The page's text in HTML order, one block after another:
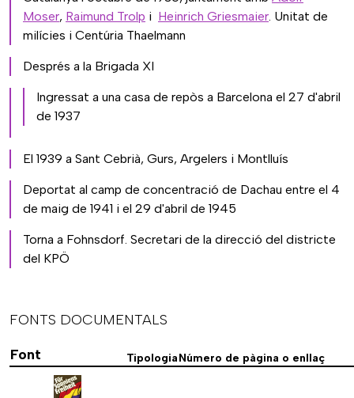
Moser, Raimund Trolp i Heinrich Griesmaier. Unitat de
milícies i Centúria Thaelmann
Després a la Brigada XI
Ingressat a una casa de repòs a Barcelona el 27 d'abril
de 1937
El 1939 a Sant Cebrià, Gurs, Argelers i Montlluís
Deportat al camp de concentració de Dachau entre el 4
de maig de 1941 i el 29 d'abril de 1945
Torna a Fohnsdorf. Secretari de la direcció del districte
del KPÖ
FONTS DOCUMENTALS
Font
TipologiaNúmero de pàgina o enllaç